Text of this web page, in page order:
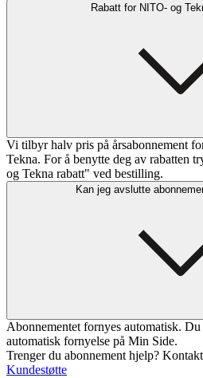
Rabatt for NITO- og
Vi tilbyr halv pris på årsabonnement
Tekna. For å benytte deg av rabatten
og Tekna rabatt" ved bestilling.
Kan jeg avslutte
Abonnementet fornyes automatisk.
automatisk fornyelse på Min Side.
Trenger du abonnement hjelp?
Kundestøtte